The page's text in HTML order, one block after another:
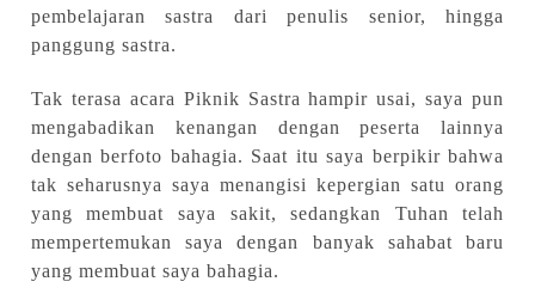
pembelajaran sastra dari penulis senior, hingga
panggung sastra.
Tak terasa acara Piknik Sastra hampir usai, saya pun
mengabadikan kenangan dengan peserta lainnya
dengan berfoto bahagia. Saat itu saya berpikir bahwa
tak seharusnya saya menangisi kepergian satu orang
yang membuat saya sakit, sedangkan Tuhan telah
mempertemukan saya dengan banyak sahabat baru
yang membuat saya bahagia.